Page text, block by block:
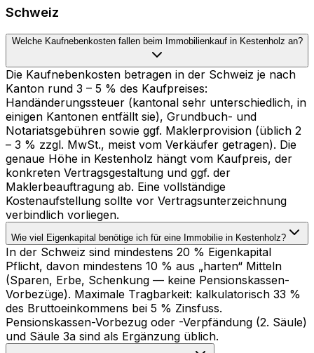
Schweiz
Welche Kaufnebenkosten fallen beim Immobilienkauf in Kestenholz an?
Die Kaufnebenkosten betragen in der Schweiz je nach
Kanton rund 3 – 5 % des Kaufpreises:
Handänderungssteuer (kantonal sehr unterschiedlich, in
einigen Kantonen entfällt sie), Grundbuch- und
Notariatsgebühren sowie ggf. Maklerprovision (üblich 2
– 3 % zzgl. MwSt., meist vom Verkäufer getragen). Die
genaue Höhe in Kestenholz hängt vom Kaufpreis, der
konkreten Vertragsgestaltung und ggf. der
Maklerbeauftragung ab. Eine vollständige
Kostenaufstellung sollte vor Vertragsunterzeichnung
verbindlich vorliegen.
Wie viel Eigenkapital benötige ich für eine Immobilie in Kestenholz?
In der Schweiz sind mindestens 20 % Eigenkapital
Pflicht, davon mindestens 10 % aus „harten“ Mitteln
(Sparen, Erbe, Schenkung — keine Pensionskassen-
Vorbezüge). Maximale Tragbarkeit: kalkulatorisch 33 %
des Bruttoeinkommens bei 5 % Zinsfuss.
Pensionskassen-Vorbezug oder -Verpfändung (2. Säule)
und Säule 3a sind als Ergänzung üblich.